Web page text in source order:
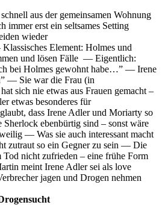
aus der gemeinsamen Wohnung
immer erst ein seltsames Setting
wieder
Klassisches Element: Holmes und
und lösen Fälle — Eigentlich:
bei Holmes gewohnt habe…” — Irene
— Sie war die Frau (in
sich nie etwas aus Frauen gemacht –
etwas besonderes für
dass Irene Adler und Moriarty so
ebenbürtig sind – sonst wäre
— Was sie auch interessant macht
zutraut so ein Gegner zu sein — Die
Tod nicht zufrieden – eine frühe Form
meint Irene Adler sei als love
jagen und Drogen nehmen